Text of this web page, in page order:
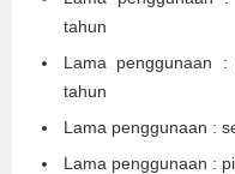
tahun
Lama penggunaan
tahun
Lama penggunaan :
Lama penggunaan :